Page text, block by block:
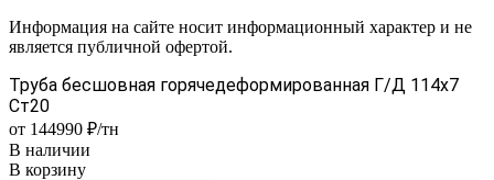
Информация на сайте носит информационный характер и не
является публичной офертой.
Труба бесшовная горячедеформированная Г/Д 114х7
Ст20
от 144990 ₽/тн
В наличии
В корзину